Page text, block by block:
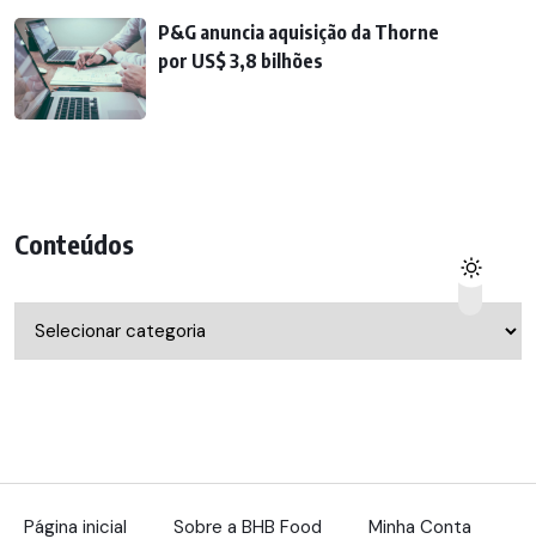
P&G anuncia aquisição da Thorne
por US$ 3,8 bilhões
Conteúdos
Conteúdos
Página inicial Sobre a BHB Food Minha Conta